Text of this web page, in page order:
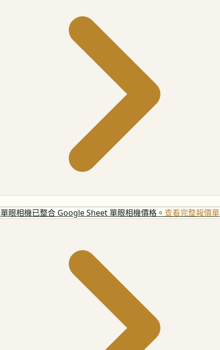
單眼相機已整合 Google Sheet 單眼相機價格。 查看完整報價單